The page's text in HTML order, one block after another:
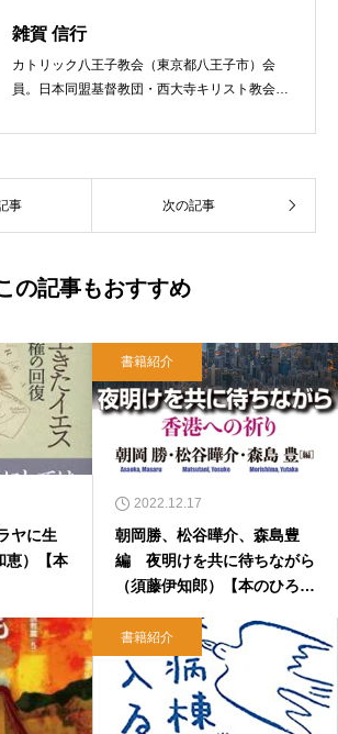
雑賀 信行
カトリック八王子教会（東京都八王子市）会
員。日本同盟基督教団・西大寺キリスト教会
れ。関西学院大学社会学部卒業。９０年代、い
て、雜賀編集工房として独立。
事 次の記事
の記事もおすすめ
ヤに生
恵）【本
書籍紹介
2022.12.17
朝岡勝、松谷曄介、森島豊
編 夜明けを共に待ちながら
（須藤伊知郎）【本のひろ
書籍紹介